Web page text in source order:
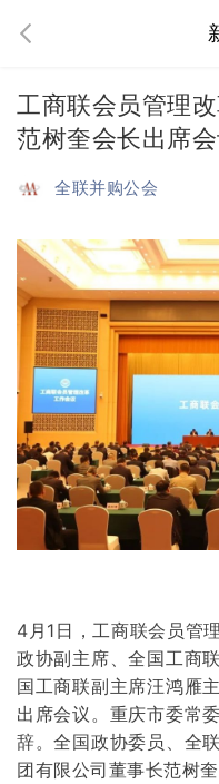
工商联会员管理
范树奎会长出席
全联并购公会
4月1日，工商联会员管
政协副主席、全国工商
国工商联副主席汪鸿雁主
出席会议。重庆市委常
辞。全国政协委员、全
团有限公司董事长范树